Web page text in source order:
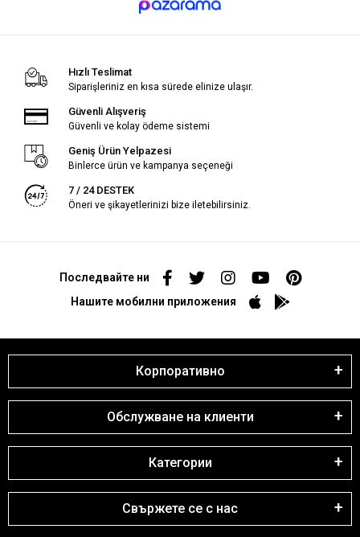
Hızlı Teslimat
Siparişleriniz en kısa sürede elinize ulaşır.
Güvenli Alışveriş
Güvenli ve kolay ödeme sistemi
Geniş Ürün Yelpazesi
Binlerce ürün ve kampanya seçeneği
7 / 24 DESTEK
Öneri ve şikayetlerinizi bize iletebilirsiniz.
Последвайте ни
Нашите мобилни приложения
Корпоративно
Обслужване на клиенти
Категории
Свържете се с нас